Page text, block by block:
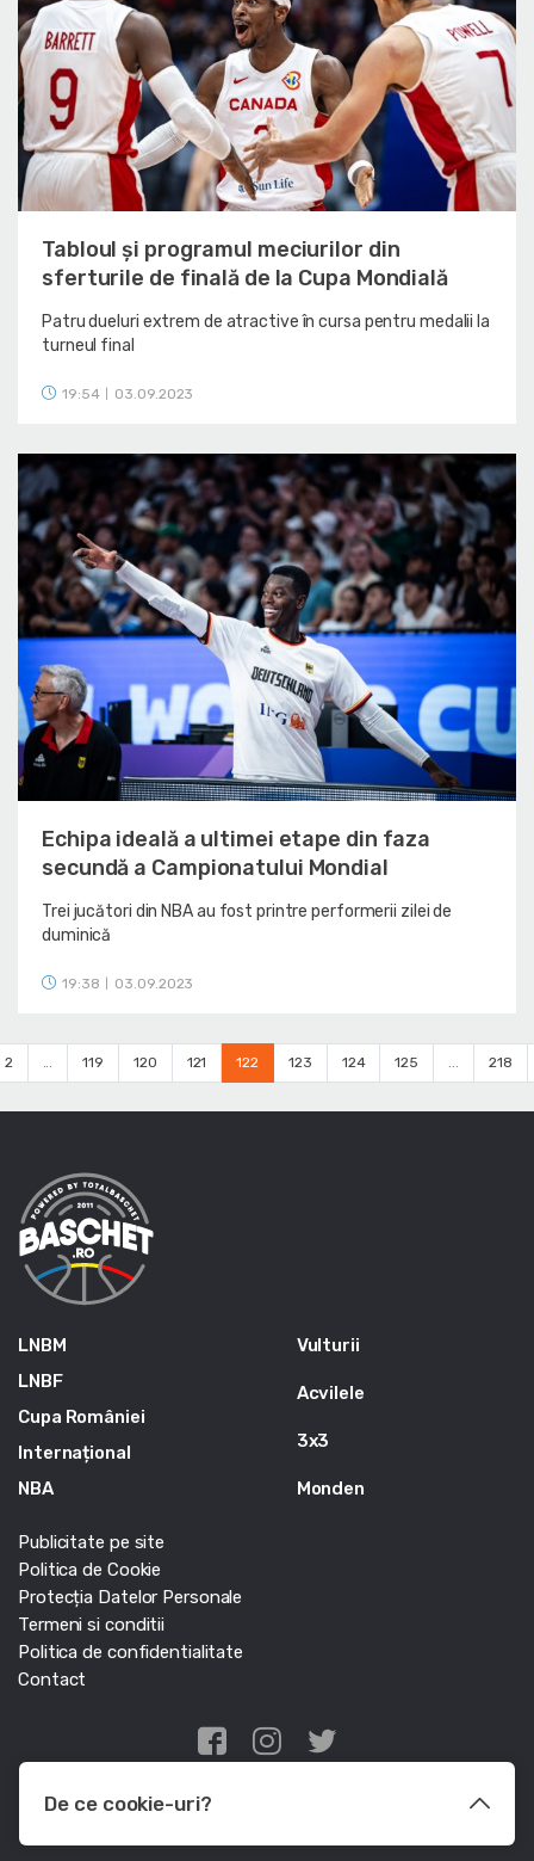
Tabloul și programul meciurilor din
sferturile de finală de la Cupa Mondială
Patru dueluri extrem de atractive în cursa pentru medalii la
turneul final
19:54 03.09.2023
Echipa ideală a ultimei etape din faza
secundă a Campionatului Mondial
Trei jucători din NBA au fost printre performerii zilei de
duminică
19:38 03.09.2023
2 119 120 121 122 123 124 125 218
LNBM
LNBF
Cupa României
Internațional
NBA
Vulturii
Acvilele
3x3
Monden
Publicitate pe site
Politica de Cookie
Protecția Datelor Personale
Termeni si conditii
Politica de confidentialitate
Contact
Edris Digital Agency
De ce cookie-uri?